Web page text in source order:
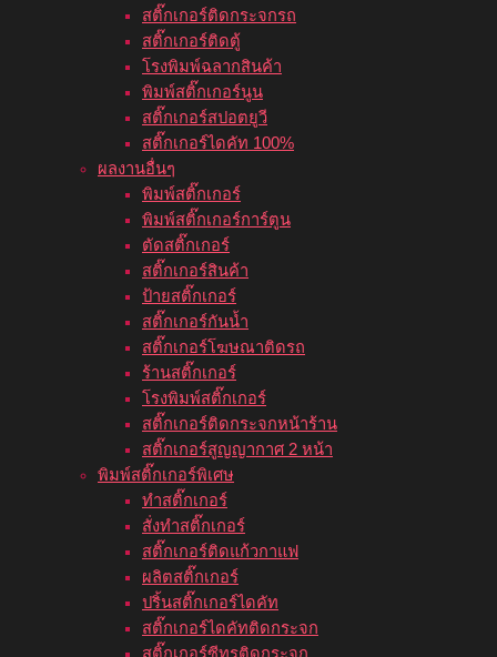
สติ๊กเกอร์ติดกระจกรถ
สติ๊กเกอร์ติดตู้
โรงพิมพ์ฉลากสินค้า
พิมพ์สติ๊กเกอร์นูน
สติ๊กเกอร์สปอตยูวี
สติ๊กเกอร์ไดคัท 100%
ผลงานอื่นๆ
พิมพ์สติ๊กเกอร์
พิมพ์สติ๊กเกอร์การ์ตูน
ตัดสติ๊กเกอร์
สติ๊กเกอร์สินค้า
ป้ายสติ๊กเกอร์
สติ๊กเกอร์กันน้ำ
สติ๊กเกอร์โฆษณาติดรถ
ร้านสติ๊กเกอร์
โรงพิมพ์สติ๊กเกอร์
สติ๊กเกอร์ติดกระจกหน้าร้าน
สติ๊กเกอร์สูญญากาศ 2 หน้า
พิมพ์สติ๊กเกอร์พิเศษ
ทำสติ๊กเกอร์
สั่งทำสติ๊กเกอร์
สติ๊กเกอร์ติดแก้วกาแฟ
ผลิตสติ๊กเกอร์
ปริ้นสติ๊กเกอร์ไดคัท
สติ๊กเกอร์ไดคัทติดกระจก